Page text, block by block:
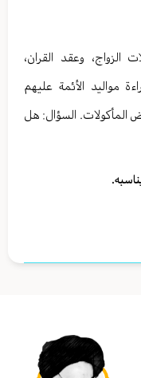
وعقد القران،
مواليد الأئمة عليهم
المأكولات. السؤال: هل